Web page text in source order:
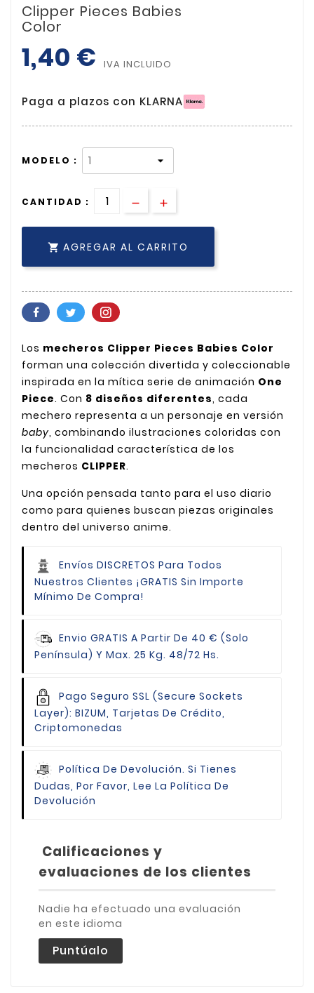
Clipper Pieces Babies
Color
1,40 € IVA INCLUIDO
Paga a plazos con KLARNA
MODELO :
CANTIDAD :
 AGREGAR AL CARRITO
Los mecheros Clipper Pieces Babies Color
forman una colección divertida y coleccionable
inspirada en la mítica serie de animación One
Piece. Con 8 diseños diferentes, cada
mechero representa a un personaje en versión
baby, combinando ilustraciones coloridas con
la funcionalidad característica de los
mecheros CLIPPER.
Una opción pensada tanto para el uso diario
como para quienes buscan piezas originales
dentro del universo anime.
Envíos DISCRETOS Para Todos
Nuestros Clientes ¡GRATIS Sin Importe
Mínimo De Compra!
Envio GRATIS A Partir De 40 € (Solo
Península) Y Max. 25 Kg. 48/72 Hs.
Pago Seguro SSL (Secure Sockets
Layer): BIZUM, Tarjetas De Crédito,
Criptomonedas
Política De Devolución. Si Tienes
Dudas, Por Favor, Lee La Política De
Devolución
Calificaciones y
evaluaciones de los clientes
Nadie ha efectuado una evaluación
en este idioma
Puntúalo